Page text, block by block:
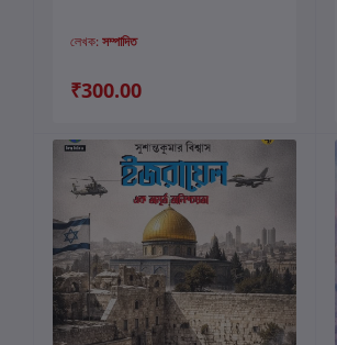
লেখক: সম্পাদিত
₹300.00